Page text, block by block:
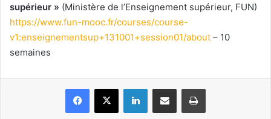
supérieur » (Ministère de l’Enseignement supérieur, FUN)
https://www.fun-mooc.fr/courses/course-
v1:enseignementsup+131001+session01/about – 10
semaines
Facebook
X LinkedinPartager par email Imprimer